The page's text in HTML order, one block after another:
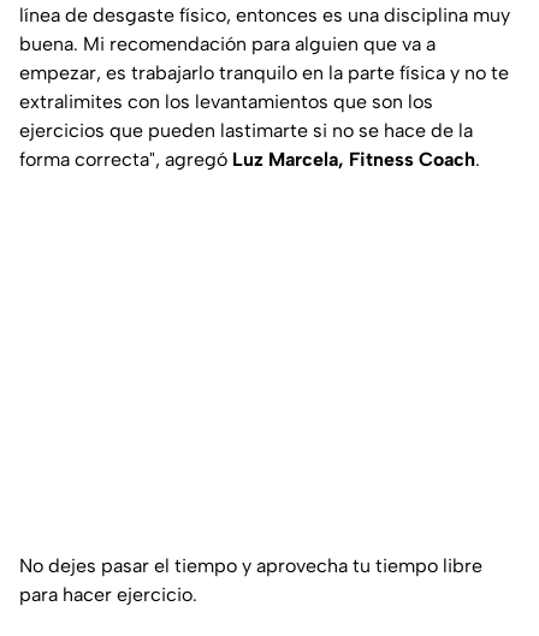
línea de desgaste físico, entonces es una disciplina muy
buena. Mi recomendación para alguien que va a
empezar, es trabajarlo tranquilo en la parte física y no te
extralimites con los levantamientos que son los
ejercicios que pueden lastimarte si no se hace de la
forma correcta", agregó Luz Marcela, Fitness Coach.
No dejes pasar el tiempo y aprovecha tu tiempo libre
para hacer ejercicio.